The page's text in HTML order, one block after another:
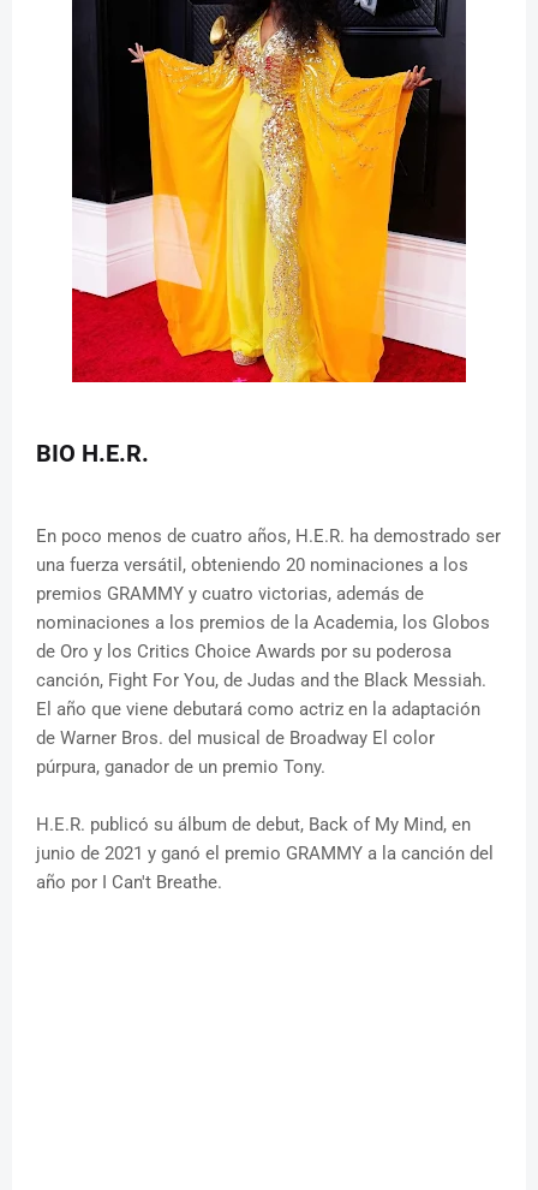
BIO H.E.R.
En poco menos de cuatro años, H.E.R. ha demostrado ser
una fuerza versátil, obteniendo 20 nominaciones a los
premios GRAMMY y cuatro victorias, además de
nominaciones a los premios de la Academia, los Globos
de Oro y los Critics Choice Awards por su poderosa
canción, Fight For You, de Judas and the Black Messiah.
El año que viene debutará como actriz en la adaptación
de Warner Bros. del musical de Broadway El color
púrpura, ganador de un premio Tony.
H.E.R. publicó su álbum de debut, Back of My Mind, en
junio de 2021 y ganó el premio GRAMMY a la canción del
año por I Can't Breathe.